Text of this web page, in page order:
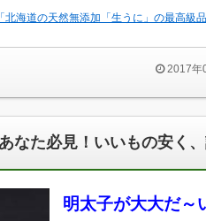
「北海道の天然無添加「生うに」の最高級
2017年
なた必見！いいもの安く
明太子が大大だ～